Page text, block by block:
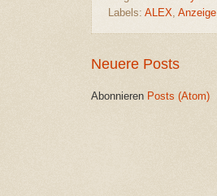
Labels: ALEX Anzeige
Neuere Posts
Abonnieren Posts (Atom)